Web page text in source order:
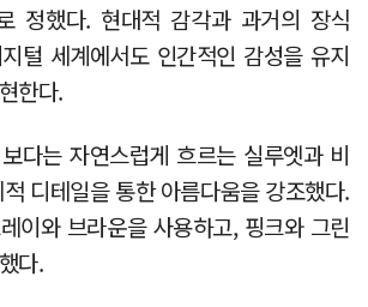
정했다. 현대적 감각과 과거의 장식
털 세계에서도 인간적인 감성을 유지
한다.
다는 자연스럽게 흐르는 실루엣과 비
디테일을 통한 아름다움을 강조했다.
이와 브라운을 사용하고, 핑크와 그린
다.